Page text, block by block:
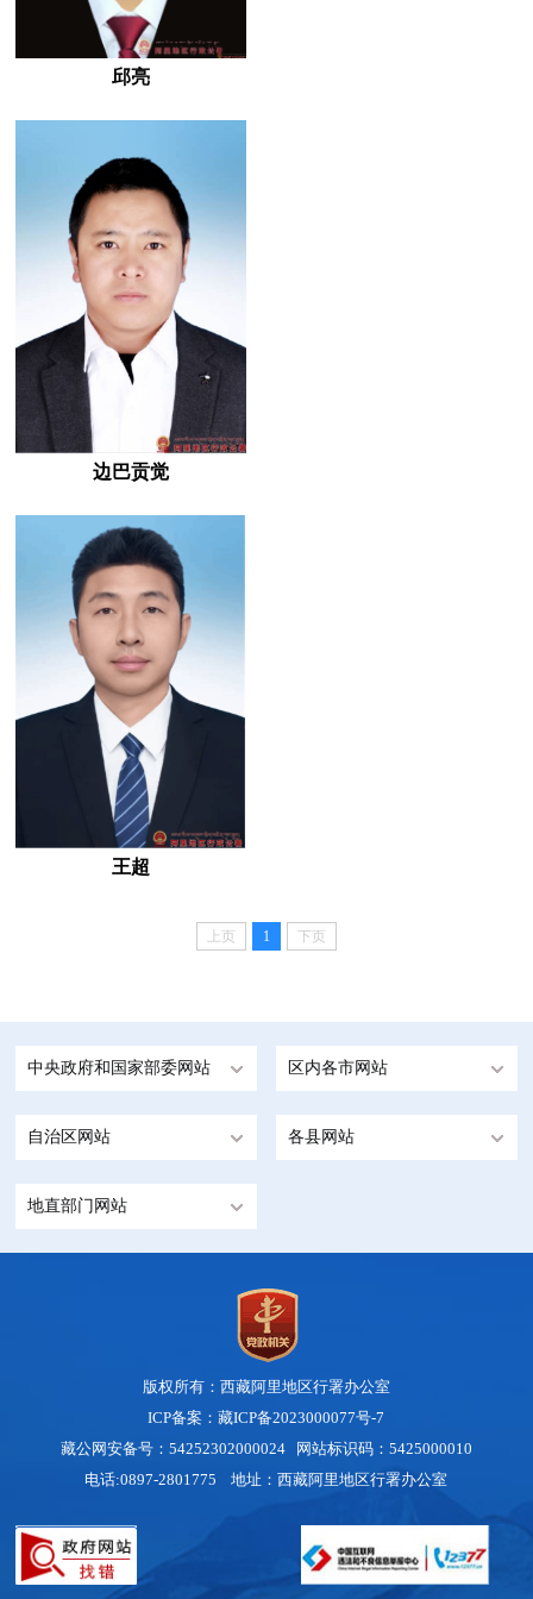
邱亮
边巴贡觉
王超
上页 1 下页
中央政府和国家部委网站 区内各市网站
自治区网站 各县网站
地直部门网站
版权所有：西藏阿里地区行署办公室
ICP备案：藏ICP备2023000077号-7
藏公网安备号：54252302000024 网站标识码：5425000010
电话:0897-2801775 地址：西藏阿里地区行署办公室